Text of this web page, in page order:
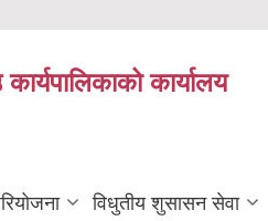
कार्यालय
विधुतीय शुसासन सेवा